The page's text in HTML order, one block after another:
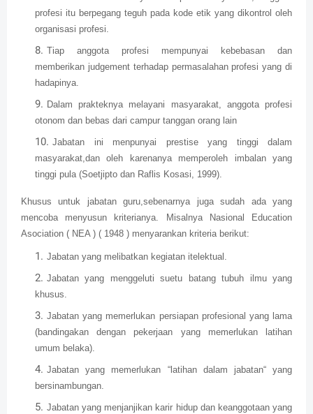
profesi itu berpegang teguh pada kode etik yang dikontrol oleh
organisasi profesi.
Tiap anggota profesi mempunyai kebebasan dan
memberikan judgement terhadap permasalahan profesi yang di
hadapinya.
Dalam prakteknya melayani masyarakat, anggota profesi
otonom dan bebas dari campur tanggan orang lain
Jabatan ini menpunyai prestise yang tinggi dalam
masyarakat,dan oleh karenanya memperoleh imbalan yang
tinggi pula (Soetjipto dan Raflis Kosasi, 1999).
Khusus untuk jabatan guru,sebenarnya juga sudah ada yang
mencoba menyusun kriterianya. Misalnya Nasional Education
Asociation ( NEA ) ( 1948 ) menyarankan kriteria berikut:
Jabatan yang melibatkan kegiatan itelektual.
Jabatan yang menggeluti suetu batang tubuh ilmu yang
khusus.
Jabatan yang memerlukan persiapan profesional yang lama
(bandingakan dengan pekerjaan yang memerlukan latihan
umum belaka).
Jabatan yang memerlukan “latihan dalam jabatan“ yang
bersinambungan.
Jabatan yang menjanjikan karir hidup dan keanggotaan yang